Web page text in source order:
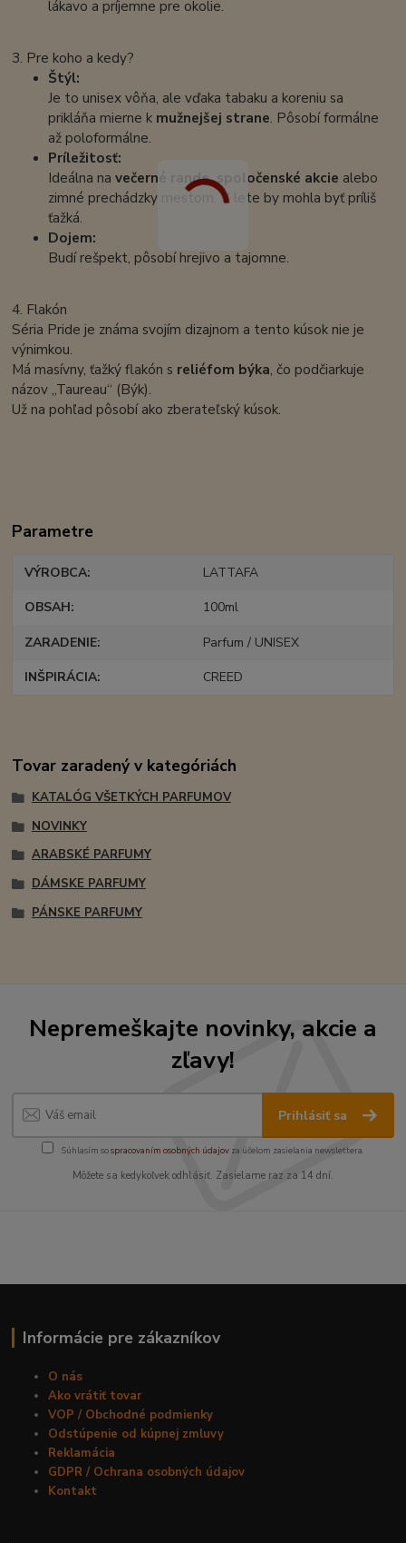
lákavo a príjemne pre okolie.
3. Pre koho a kedy?
Štýl:
Je to unisex vôňa, ale vďaka tabaku a koreniu sa
prikláňa mierne k mužnejšej strane. Pôsobí formálne
až poloformálne.
Príležitosť:
Ideálna navečerné rande, spoločenské akcie alebo
zimné prechádzky mestom. V lete by mohla byť príliš
ťažká.
Dojem:
Budí rešpekt, pôsobí hrejivo a tajomne.
4. Flakón
Séria Pride je známa svojím dizajnom a tento kúsok nie je
výnimkou.
Má masívny, ťažký flakón s reliéfom býka, čo podčiarkuje
názov „Taureau“ (Býk).
Už na pohľad pôsobí ako zberateľský kúsok.
Parametre
VÝROBCA LATTAFA
OBSAH 100ml
ZARADENIE Parfum / UNISEX
INŠPIRÁCIA CREED
Tovar zaradený v kategóriách
KATALÓG VŠETKÝCH PARFUMOV
NOVINKY
ARABSKÉ PARFUMY
DÁMSKE PARFUMY
PÁNSKE PARFUMY
Nepremeškajte novinky, akcie a
zľavy!
Prihlásiť sa
Súhlasím sospracovaním osobných údajov za účelom zasielania newslettera.
Môžete sa kedykoľvek odhlásiť. Zasielame raz za 14 dní.
Informácie pre zákazníkov
O nás
Ako vrátiť tovar
VOP / Obchodné podmienky
Odstúpenie od kúpnej zmluvy
Reklamácia
GDPR / Ochrana osobných údajov
Kontakt